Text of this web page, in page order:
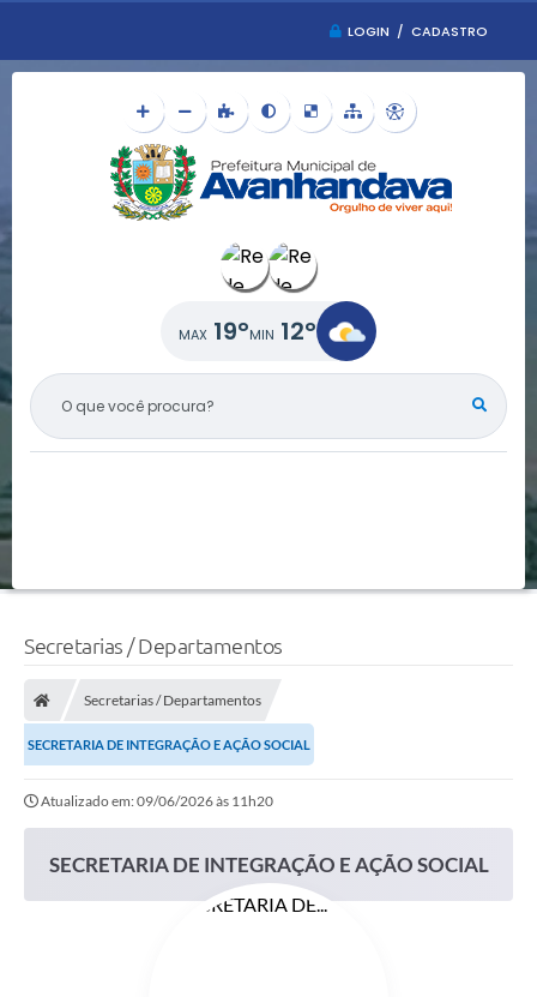
LOGIN / CADASTRO
O QUE VOCÊ PROCURA?
19° 12°
Secretarias / Departamentos
Secretarias / Departamentos
SECRETARIA DE INTEGRAÇÃO E AÇÃO SOCIAL
Atualizado em: 09/06/2026 às 11h20
SECRETARIA DE INTEGRAÇÃO E AÇÃO SOCIAL